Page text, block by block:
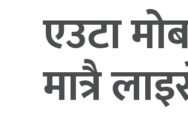
एउटा
मात्रै